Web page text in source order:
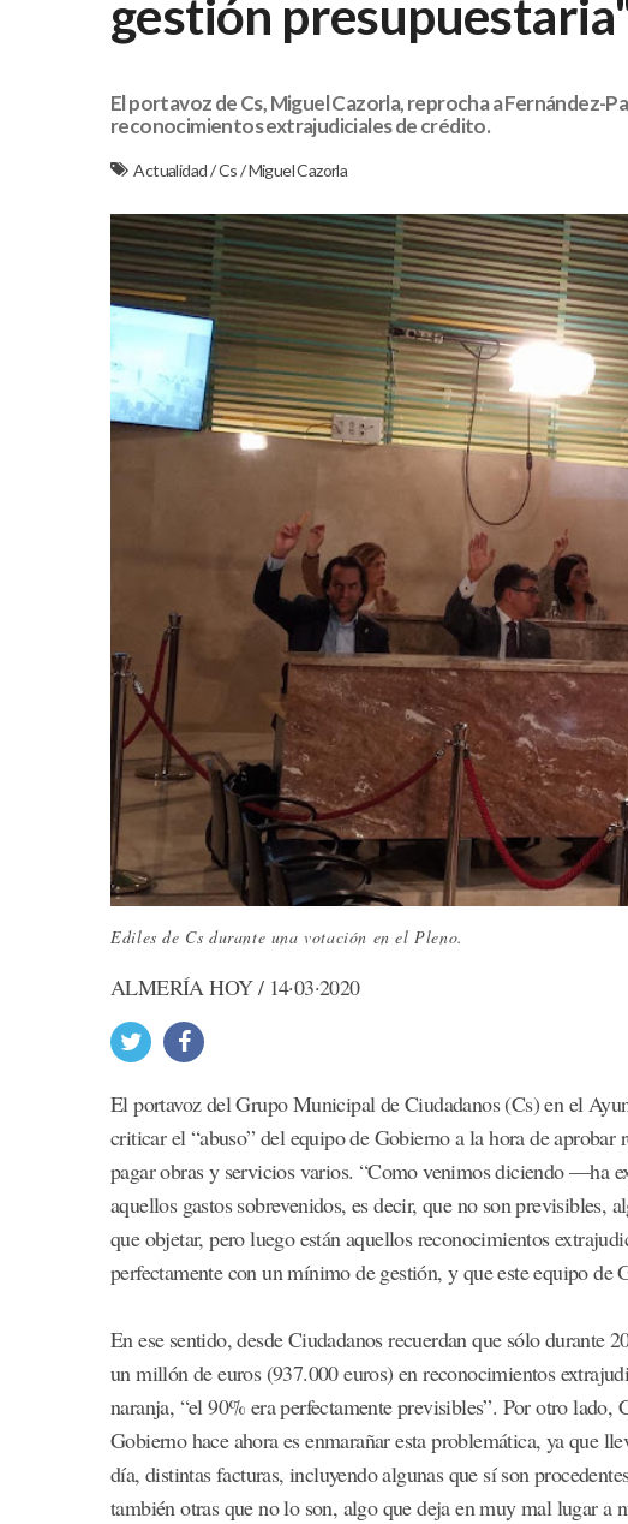
gestión
El portavoz de Cs, Miguel Cazorla, reprocha a Fernández-
reconocimientos extrajudiciales de crédito.
Actualidad/Cs/Miguel Cazorla
Ediles de Cs durante una votación en el Pleno.
ALMERÍA HOY / 14·03·2020
El portavoz del Grupo Municipal de Ciudadanos (Cs) en el
criticar el “abuso” del equipo de Gobierno a la hora de
pagar obras y servicios varios. “Como venimos diciendo —ha
aquellos gastos sobrevenidos, es decir, que no son previsibles,
que objetar, pero luego están aquellos reconocimientos
perfectamente con un mínimo de gestión, y que este equipo de
En ese sentido, desde Ciudadanos recuerdan que sólo durante
un millón de euros (937.000 euros) en reconocimientos
naranja, “el 90% era perfectamente previsibles”. Por otro lado,
Gobierno hace ahora es enmarañar esta problemática, ya que
día, distintas facturas, incluyendo algunas que sí son
también otras que no lo son, algo que deja en muy mal lugar a